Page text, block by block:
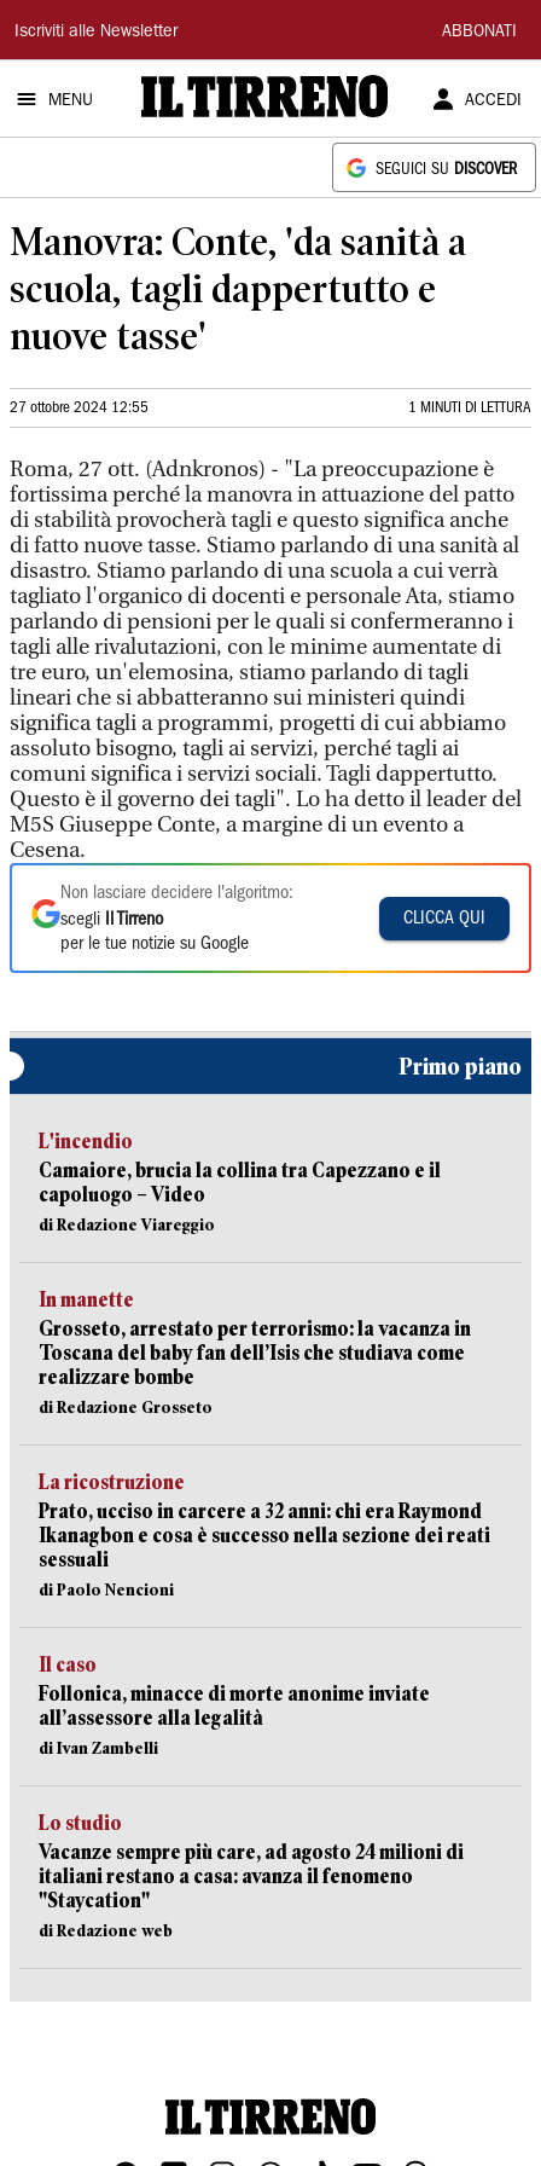
Il
Tirreno
Iscriviti alle Newsletter ABBONATI
MENU ACCEDI
SEGUICI SU DISCOVER
Manovra: Conte, 'da sanità a
scuola, tagli dappertutto e
nuove tasse'
27 ottobre 2024 12:55 1 MINUTI DI LETTURA
Roma, 27 ott. (Adnkronos) - "La preoccupazione è
fortissima perché la manovra in attuazione del patto
di stabilità provocherà tagli e questo significa anche
di fatto nuove tasse. Stiamo parlando di una sanità al
disastro. Stiamo parlando di una scuola a cui verrà
tagliato l'organico di docenti e personale Ata, stiamo
parlando di pensioni per le quali si confermeranno i
tagli alle rivalutazioni, con le minime aumentate di
tre euro, un'elemosina, stiamo parlando di tagli
lineari che si abbatteranno sui ministeri quindi
significa tagli a programmi, progetti di cui abbiamo
assoluto bisogno, tagli ai servizi, perché tagli ai
comuni significa i servizi sociali. Tagli dappertutto.
Questo è il governo dei tagli". Lo ha detto il leader del
M5S Giuseppe Conte, a margine di un evento a
Cesena.
Non lasciare decidere l'algoritmo:
scegli
Il Tirreno
per le tue notizie su Google
CLICCA QUI
Primo piano
L'incendio
Camaiore, brucia la collina tra Capezzano e il
capoluogo – Video
di Redazione Viareggio
In manette
Grosseto, arrestato per terrorismo: la vacanza in
Toscana del baby fan dell’Isis che studiava come
realizzare bombe
di Redazione Grosseto
La ricostruzione
Prato, ucciso in carcere a 32 anni: chi era Raymond
Ikanagbon e cosa è successo nella sezione dei reati
sessuali
di Paolo Nencioni
Il caso
Follonica, minacce di morte anonime inviate
all’assessore alla legalità
di Ivan Zambelli
Lo studio
Vacanze sempre più care, ad agosto 24 milioni di
italiani restano a casa: avanza il fenomeno
"Staycation"
di Redazione web